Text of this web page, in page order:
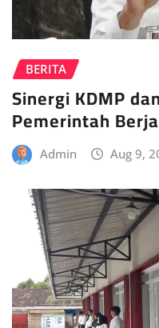
BERITA
Sinergi KDMP
Pemerintah
Admin Aug 9,